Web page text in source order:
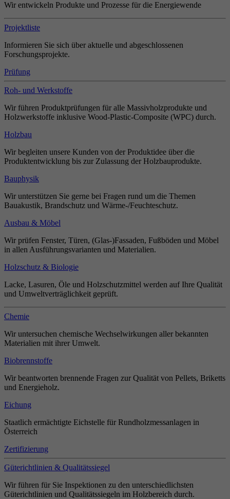
Wir entwickeln Produkte und Prozesse für die Energiewende
Projektliste
Informieren Sie sich über aktuelle und abgeschlossenen
Forschungsprojekte.
Prüfung
Roh- und Werkstoffe
Wir führen Produktprüfungen für alle Massivholzprodukte und
Holzwerkstoffe inklusive Wood-Plastic-Composite (WPC) durch.
Holzbau
Wir begleiten unsere Kunden von der Produktidee über die
Produktentwicklung bis zur Zulassung der Holzbauprodukte.
Bauphysik
Wir unterstützen Sie gerne bei Fragen rund um die Themen
Bauakustik, Brandschutz und Wärme-/Feuchteschutz.
Ausbau & Möbel
Wir prüfen Fenster, Türen, (Glas-)Fassaden, Fußböden und Möbel
in allen Ausführungsvarianten und Materialien.
Holzschutz & Biologie
Lacke, Lasuren, Öle und Holzschutzmittel werden auf Ihre Qualität
und Umweltverträglichkeit geprüft.
Chemie
Wir untersuchen chemische Wechselwirkungen aller bekannten
Materialien mit ihrer Umwelt.
Biobrennstoffe
Wir beantworten brennende Fragen zur Qualität von Pellets, Briketts
und Energieholz.
Eichung
Staatlich ermächtigte Eichstelle für Rundholzmessanlagen in
Österreich
Zertifizierung
Güterichtlinien & Qualitätssiegel
Wir führen für Sie Inspektionen zu den unterschiedlichsten
Güterichtlinien und Qualitätssiegeln im Holzbereich durch.